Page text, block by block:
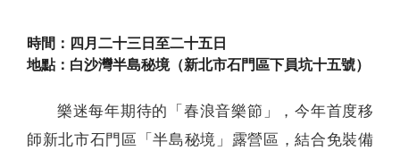
時間：四月二十三日至二十五日
地點：白沙灣半島秘境（新北市石門區下員坑十五號）
樂迷每年期待的「春浪音樂節」，今年首度移
師新北市石門區「半島秘境」露營區，結合免裝備